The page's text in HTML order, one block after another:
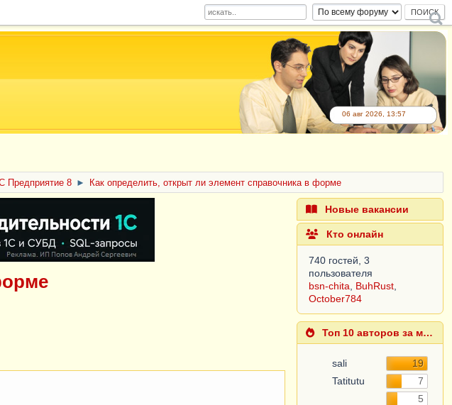
06 авг 2026, 13:57
Предприятие 8 ► Как определить, открыт ли элемент справочника в форме
Новые вакансии
Кто онлайн
740 гостей, 3
пользователя
bsn-chita
BuhRust
October784
Топ 10 авторов за месяц
sali
19
Tatitutu
7
5